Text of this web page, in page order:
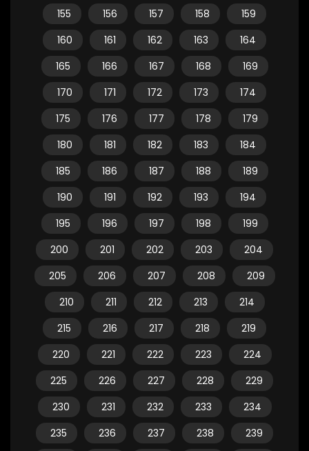
155
156 157 158
159
160
161 162 163
164
165
166 167 168
169
170
171 172 173
174
175
176 177 178
179
180
181 182 183
184
185
186 187 188
189
190
191 192 193
194
195
196 197 198
199
200
201 202 203
204
205
206 207 208
209
210
211 212 213
214
215
216 217 218
219
220
221 222 223
224
225
226 227 228
229
230
231 232 233
234
235
236 237 238
239